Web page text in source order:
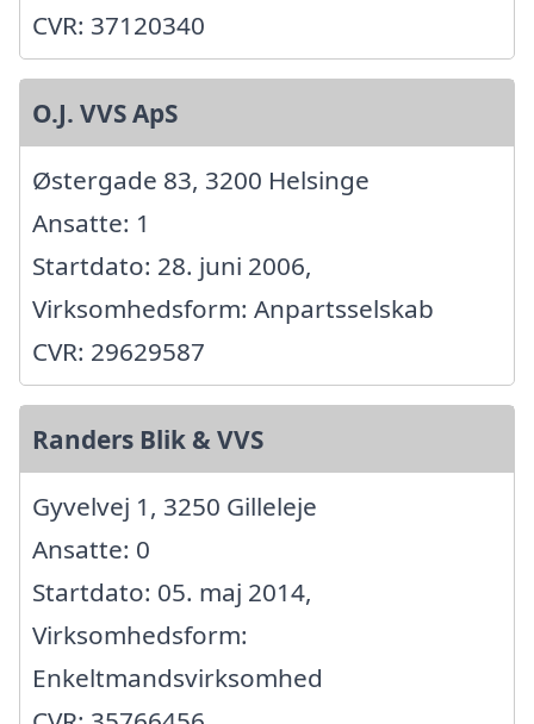
CVR: 37120340
O.J. VVS ApS
Østergade 83, 3200 Helsinge
Ansatte: 1
Startdato: 28. juni 2006,
Virksomhedsform: Anpartsselskab
CVR: 29629587
Randers Blik & VVS
Gyvelvej 1, 3250 Gilleleje
Ansatte: 0
Startdato: 05. maj 2014,
Virksomhedsform:
Enkeltmandsvirksomhed